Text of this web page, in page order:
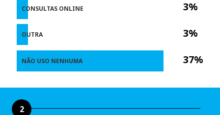
3%
3%
37%
CONSULTAS ONLINE
OUTRA
NÃO USO NENHUMA
2